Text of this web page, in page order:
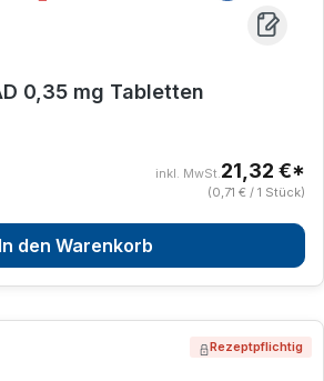
0,35 mg Tabletten
inkl. MwSt.21,32 €*
(0,71 € / 1 Stück)
In den Warenkorb
Rezeptpflichtig